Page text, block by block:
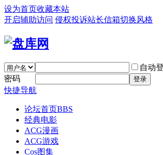
设为首页收藏本站
开启辅助访问 侵权投诉站长信箱切换风格
自动
密码
登录
快捷导航
论坛首页BBS
经典电影
ACG漫画
ACG游戏
Cos图集